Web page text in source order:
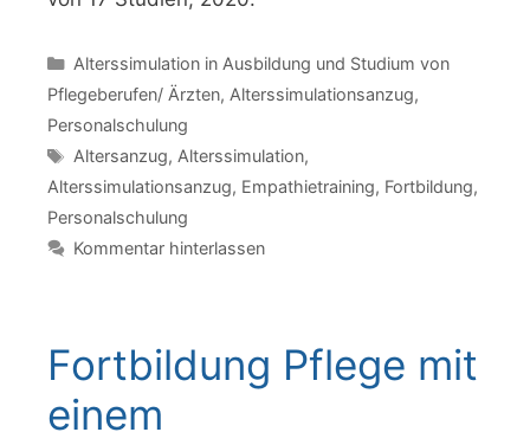
Kategorien
Alterssimulation in Ausbildung und Studium von
Pflegeberufen/ Ärzten, Alterssimulationsanzug,
Personalschulung
Schlagwörter
Altersanzug, Alterssimulation,
Alterssimulationsanzug, Empathietraining, Fortbildung,
Personalschulung
Kommentar hinterlassen
Fortbildung Pflege mit
einem